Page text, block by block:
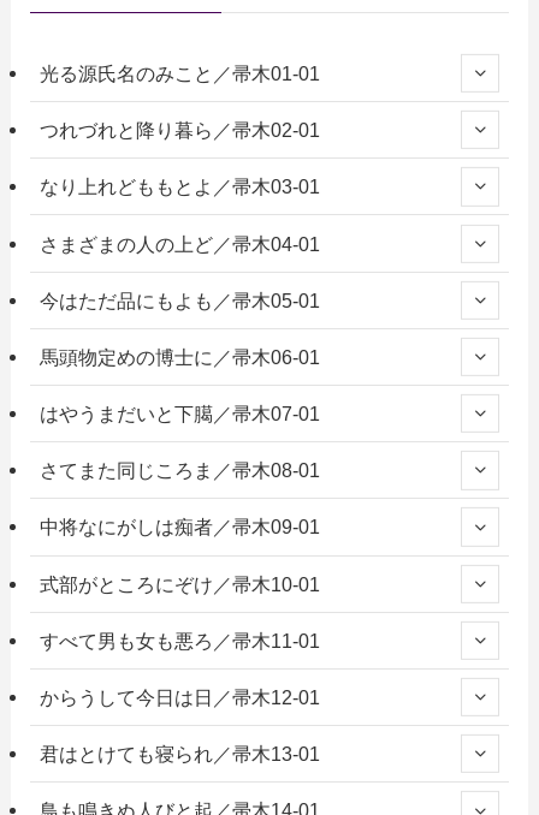
光る源氏名のみこと／帚木01-01
つれづれと降り暮ら／帚木02-01
なり上れどももとよ／帚木03-01
さまざまの人の上ど／帚木04-01
今はただ品にもよも／帚木05-01
馬頭物定めの博士に／帚木06-01
はやうまだいと下臈／帚木07-01
さてまた同じころま／帚木08-01
中将なにがしは痴者／帚木09-01
式部がところにぞけ／帚木10-01
すべて男も女も悪ろ／帚木11-01
からうして今日は日／帚木12-01
君はとけても寝られ／帚木13-01